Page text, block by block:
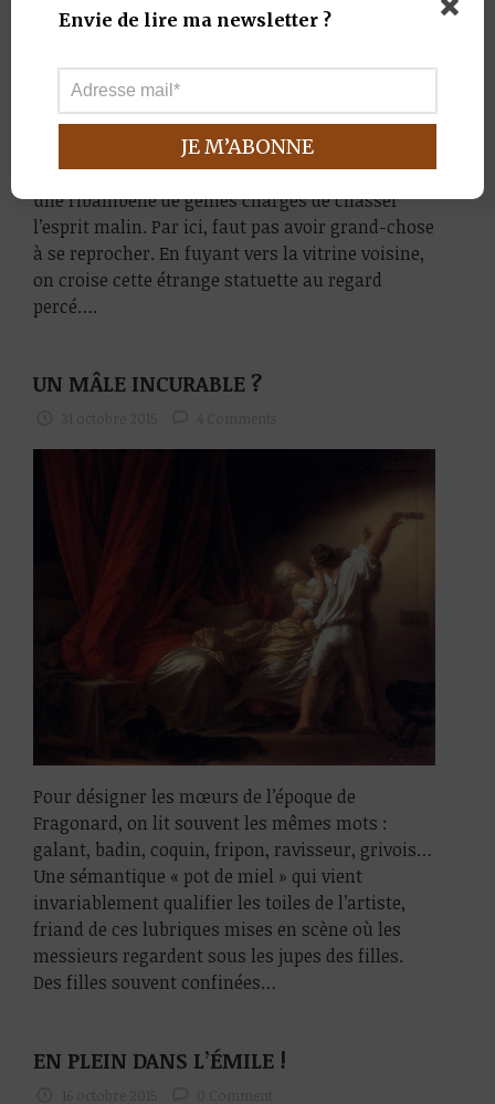
Au Louvre, les figurines de la galerie d’art copte
présentent les croyances égyptiennes du IIIe/IVe
siècle. Le visiteur se fera notamment toiser par
une ribambelle de génies chargés de chasser
l’esprit malin. Par ici, faut pas avoir grand-chose
à se reprocher. En fuyant vers la vitrine voisine,
on croise cette étrange statuette au regard
percé….
UN MÂLE INCURABLE ?
Pour désigner les mœurs de l’époque de
Fragonard, on lit souvent les mêmes mots :
galant, badin, coquin, fripon, ravisseur, grivois…
Une sémantique « pot de miel » qui vient
invariablement qualifier les toiles de l’artiste,
friand de ces lubriques mises en scène où les
messieurs regardent sous les jupes des filles.
Des filles souvent confinées…
EN PLEIN DANS L’ÉMILE !
Envie de lire ma newsletter ?